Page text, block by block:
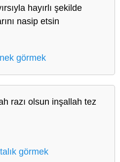
hayırlı şekilde
nasip etsin
görmek
razı olsun inşallah tez
görmek